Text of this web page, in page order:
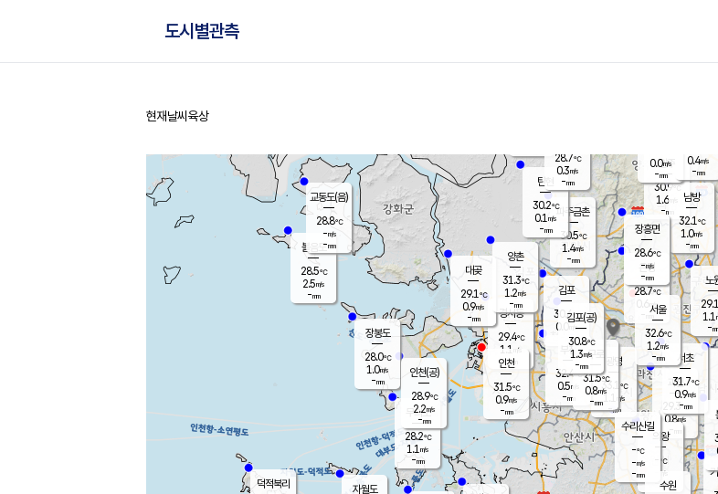
도시별관측
홈
현재날씨 육상
무의도
28.2℃
1.1 m/s
-mm
볼음도
28.5℃
2.5m/s
-mm
자월도
양주
30.9℃
1.6
-mm
과천
29.3℃
0.8m/s
- mm
장봉도
28.0℃
1.0m/s
-mm
경서동
29.4℃
1.1 m/s
-mm
파주금촌
30.5℃
1.4m/s
-mm
대곶
29.1℃
0.9m/s
-mm
탄현
30.2℃
0.1 m/s
-mm
의왕
- ℃
m/s
mm
김포
30.6℃
0.0 m/s
mm
광명
33.1
℃
1.1 m/s
-mm
부천
32.4℃
0.5m/s
-mm
양촌
31.3℃
1.2m/s
-mm
구로
31.5℃
0.8m/s
-mm
은평
28.7℃
0.6 m/s
- mm
노
29.1
1.1
-
서초
31.7℃
0.9m/s
-mm
남방
32.1℃
1.0m/s
-mm
수리산길
-℃
-m/s
-mm
장흥면
28.6℃
-m/s
-mm
0.0m/s
-mm
덕적북리
인천(공)
28.9℃
2.2m/s
-mm
김포(공)
30.8℃
1.3m/s
-mm
교동도(음)
28.8℃
-m/s
-mm
수원
인천
31.5℃
0.9m/s
-mm
서울
32.6℃
1.2m/s
-mm
28.7℃
0.3m/s
-mm
0.4m/s
-mm